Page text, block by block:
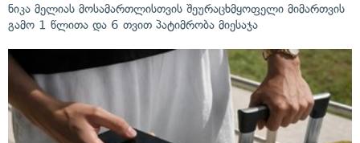
ნიკა მელიას მოსამართლისთვის შეურაცხმყოფელი მიმართვის
გამო 1 წლითა და 6 თვით პატიმრობა მიესაჯა